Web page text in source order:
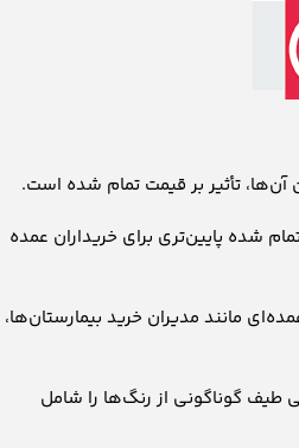
تأثیر بر قیمت تمام شده است.
شده پایین‌تری برای خریداران عمده
مانند مدیران خرید بیمارستان‌ها،
طیف گوناگونی از رنگ‌ها را شامل